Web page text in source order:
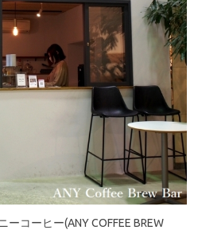
コーヒー(ANY COFFEE BREW